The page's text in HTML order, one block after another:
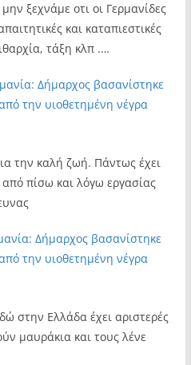
ξεχνάμε οτι οι Γερμανίδες
και καταπιεστικές
τάξη κλπ .…
Δήμαρχος βασανίστηκε
την υιοθετημένη νέγρα
την καλή ζωή. Πάντως έχει
από πίσω και λόγω εργασίας
Δήμαρχος βασανίστηκε
την υιοθετημένη νέγρα
στην Ελλάδα έχει αριστερές
μαυράκια και τους λένε